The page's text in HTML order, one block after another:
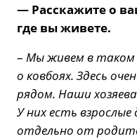
— Расскажите о
где вы живете.
– Мы живем в таком
о ковбоях. Здесь
рядом. Наши
У них есть
отдельно от